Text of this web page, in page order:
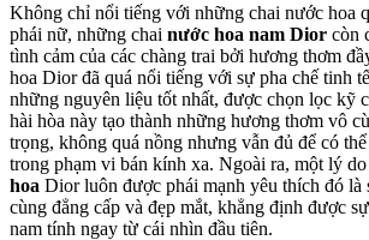
Không chỉ nổi tiếng với những chai nước hoa
phái nữ, những chai nước hoa nam Dior còn
tình cảm của các chàng trai bởi hương thơm
hoa Dior đã quá nổi tiếng với sự pha chế tinh
những nguyên liệu tốt nhất, được chọn lọc kỹ
hài hòa này tạo thành những hương thơm vô
trọng, không quá nồng nhưng vẫn đủ để có
trong phạm vi bán kính xa. Ngoài ra, một lý
hoa Dior luôn được phái mạnh yêu thích đó là
cùng đẳng cấp và đẹp mắt, khẳng định được
nam tính ngay từ cái nhìn đầu tiên.